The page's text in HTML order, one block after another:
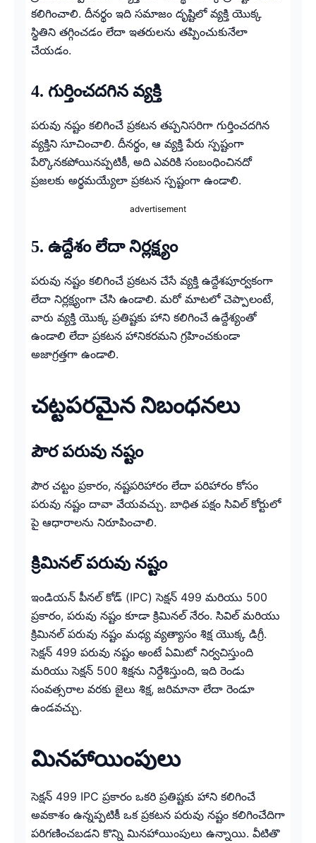
కలిగించాలి. దీనర్థం ఇది సమాజం దృష్టిలో వ్యక్తి యొక్క
స్థితిని తగ్గించడం లేదా ఇతరులను తప్పించుకునేలా
చేయడం.
4. గుర్తించదగిన వ్యక్తి
పరువు నష్టం కలిగించే ప్రకటన తప్పనిసరిగా గుర్తించదగిన
వ్యక్తిని సూచించాలి. దీనర్థం, ఆ వ్యక్తి పేరు స్పష్టంగా
పేర్కొనకపోయినప్పటికీ, అది ఎవరికి సంబంధించినదో
ప్రజలకు అర్థమయ్యేలా ప్రకటన స్పష్టంగా ఉండాలి.
advertisement
5. ఉద్దేశం లేదా నిర్లక్ష్యం
పరువు నష్టం కలిగించే ప్రకటన చేసే వ్యక్తి ఉద్దేశపూర్వకంగా
లేదా నిర్లక్ష్యంగా చేసి ఉండాలి. మరో మాటలో చెప్పాలంటే,
వారు వ్యక్తి యొక్క ప్రతిష్టకు హాని కలిగించే ఉద్దేశ్యంతో
ఉండాలి లేదా ప్రకటన హానికరమని గ్రహించకుండా
అజాగ్రత్తగా ఉండాలి.
చట్టపరమైన నిబంధనలు
పౌర పరువు నష్టం
పౌర చట్టం ప్రకారం, నష్టపరిహారం లేదా పరిహారం కోసం
పరువు నష్టం దావా వేయవచ్చు. బాధిత పక్షం సివిల్ కోర్టులో
పై ఆధారాలను నిరూపించాలి.
క్రిమినల్ పరువు నష్టం
ఇండియన్ పీనల్ కోడ్ (IPC) సెక్షన్ 499 మరియు 500
ప్రకారం, పరువు నష్టం కూడా క్రిమినల్ నేరం. సివిల్ మరియు
క్రిమినల్ పరువు నష్టం మధ్య వ్యత్యాసం శిక్ష యొక్క డిగ్రీ.
సెక్షన్ 499 పరువు నష్టం అంటే ఏమిటో నిర్వచిస్తుంది
మరియు సెక్షన్ 500 శిక్షను నిర్దేశిస్తుంది, ఇది రెండు
సంవత్సరాల వరకు జైలు శిక్ష, జరిమానా లేదా రెండూ
ఉండవచ్చు.
మినహాయింపులు
సెక్షన్ 499 IPC ప్రకారం ఒకరి ప్రతిష్టకు హాని కలిగించే
అవకాశం ఉన్నప్పటికీ ఒక ప్రకటన పరువు నష్టం కలిగించేదిగా
పరిగణించబడని కొన్ని మినహాయింపులు ఉన్నాయి. వీటితొ